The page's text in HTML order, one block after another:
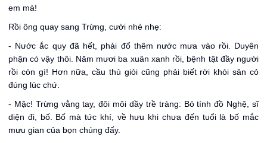
em mà!
Rồi ông quay sang Trừng, cười nhè nhẹ:
- Nước ắc quy đã hết, phải đổ thêm nước mưa vào rồi. Duyên
phận có vậy thôi. Năm mươi ba xuân xanh rồi, bệnh tật đầy người
rồi còn gì! Hơn nữa, cầu thủ giỏi cũng phải biết rời khỏi sân cỏ
đúng lúc chứ.
- Mặc! Trừng vằng tay, đôi môi dầy trề tràng: Bỏ tính đồ Nghệ, sĩ
diện đi, bố. Bố mà tức khí, về hưu khi chưa đến tuổi là bố mắc
mưu gian của bọn chúng đấy.